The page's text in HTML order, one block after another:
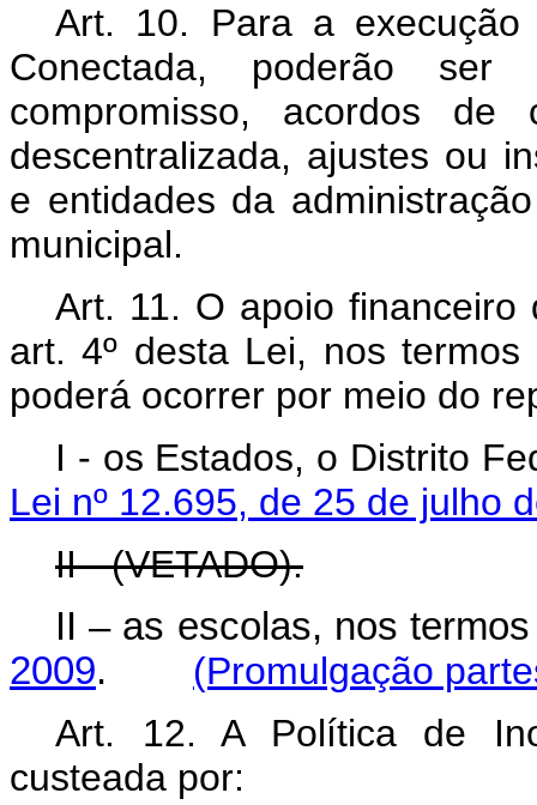
Art. 10.
Para a
Conectada, poderão ser
compromisso, acordos de
descentralizada, ajustes ou
e entidades da
municipal.
Art. 11. O apoio
art. 4º desta Lei, nos
poderá ocorrer por meio do
I - os Estados, o Distrito
Lei nº 12.695, de 25 de julho
II - (VETADO).
II – as escolas, nos
2009. (Promulgação
Art. 12. A Política de
custeada por: